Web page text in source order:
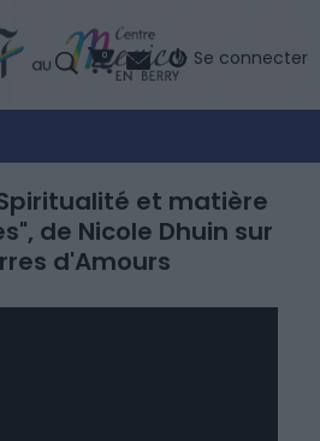
Se connecter
0
et matière
de Nicole Dhuin sur
d'Amours
4, 2022